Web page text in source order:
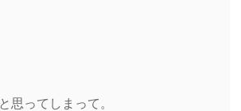
思ってしまって。